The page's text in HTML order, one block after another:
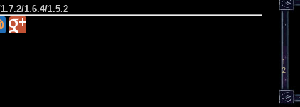
1.6.4/1.5.2